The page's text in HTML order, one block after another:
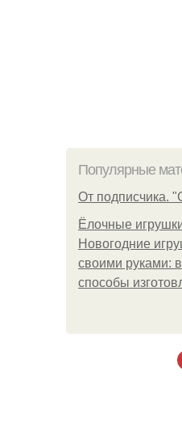
Популярные
От подписчика.
Ёлочные
Новогодние
своими руками:
способы